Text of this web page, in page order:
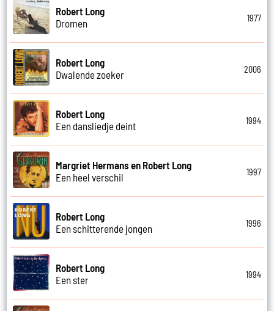
Robert Long
Dromen
1977
Robert Long
Dwalende zoeker
2006
Robert Long
Een dansliedje deint
1994
Margriet Hermans en Robert Long
Een heel verschil
1997
Robert Long
Een schitterende jongen
1996
Robert Long
Een ster
1994